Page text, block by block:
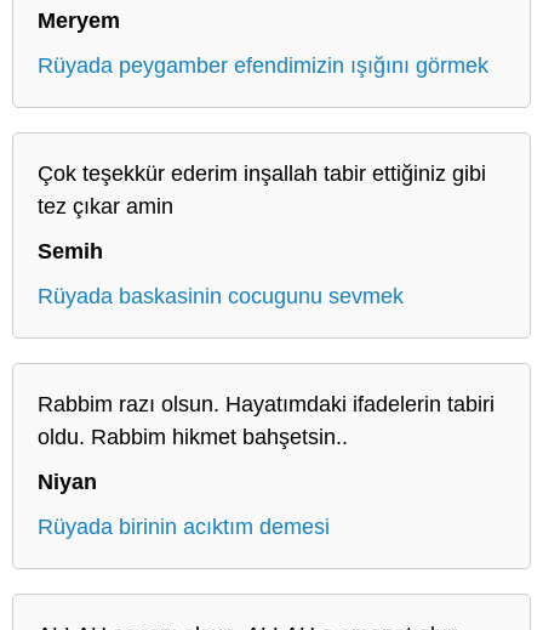
Meryem
Rüyada peygamber efendimizin ışığını görmek
Çok teşekkür ederim inşallah tabir ettiğiniz gibi
tez çıkar amin
Semih
Rüyada baskasinin cocugunu sevmek
Rabbim razı olsun. Hayatımdaki ifadelerin tabiri
oldu. Rabbim hikmet bahşetsin..
Niyan
Rüyada birinin acıktım demesi